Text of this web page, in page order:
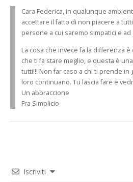
Cara Federica, in qualunque
accettare il fatto di non piacere a
persone a cui saremo simpatici e
La cosa che invece fa la differenza
che ti fa stare meglio, e questa è
tutti!!! Non far caso a chi ti prende
loro continuano. Tu lascia fare e
Un abbraccione
Fra Simplicio
Iscriviti